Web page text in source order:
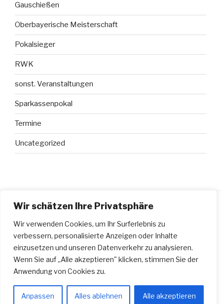
Wir schätzen Ihre Privatsphäre
Wir verwenden Cookies, um Ihr Surferlebnis zu
verbessern, personalisierte Anzeigen oder Inhalte
einzusetzen und unseren Datenverkehr zu analysieren.
Wenn Sie auf „Alle akzeptieren" klicken, stimmen Sie der
Anwendung von Cookies zu.
Anpassen Alles ablehnen Alle akzeptieren
Gauschießen
Oberbayerische Meisterschaft
Pokalsieger
RWK
sonst. Veranstaltungen
Sparkassenpokal
Termine
Uncategorized
DATENSCHUTZERKLÄRUNG
Datenschutzerklärung
Stolz präsentiert von WordPress